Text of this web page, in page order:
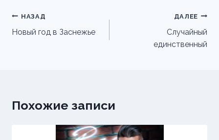
Навигация
по
НАЗАД
Новый год в Заснежье
ДАЛЕЕ
Случайный
единственный
Похожие записи